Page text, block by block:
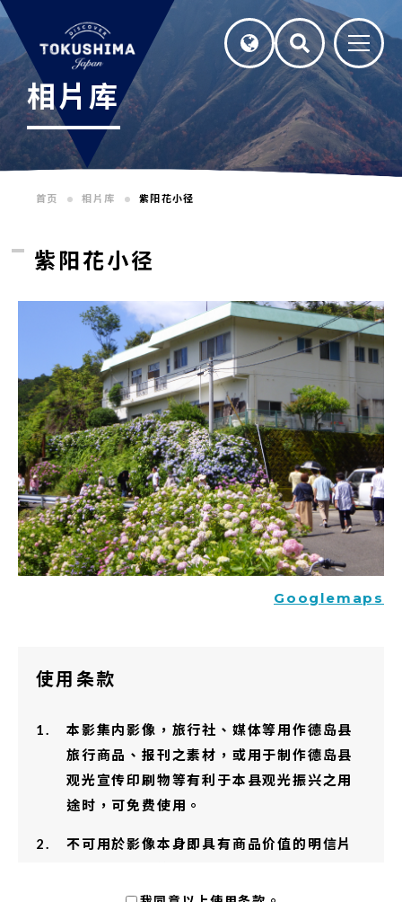
相片库
首页 相片库 紫阳花小径
紫阳花小径
Googlemaps
使用条款
本影集内影像，旅行社、媒体等用作德岛县
旅行商品、报刊之素材，或用于制作德岛县
观光宣传印刷物等有利于本县观光振兴之用
途时，可免费使用。
不可用於影像本身即具有商品价值的明信片